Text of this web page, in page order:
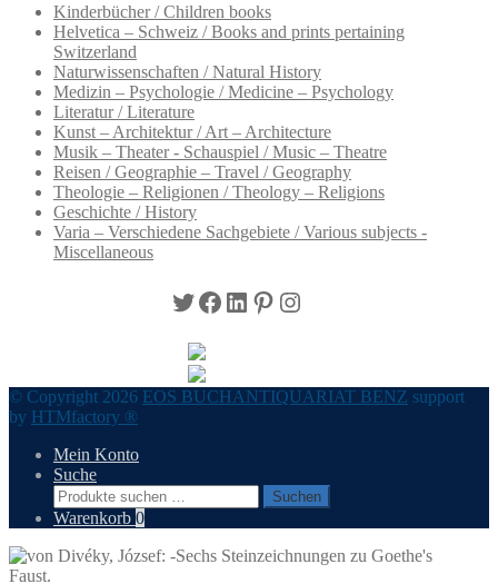
Kinderbücher / Children books
Helvetica – Schweiz / Books and prints pertaining
Switzerland
Naturwissenschaften / Natural History
Medizin – Psychologie / Medicine – Psychology
Literatur / Literature
Kunst – Architektur / Art – Architecture
Musik – Theater - Schauspiel / Music – Theatre
Reisen / Geographie – Travel / Geography
Theologie – Religionen / Theology – Religions
Geschichte / History
Varia – Verschiedene Sachgebiete / Various subjects -
Miscellaneous
Twitter
Facebook
LinkedIn
Pinterest
Instagram
© Copyright 2026 EOS BUCHANTIQUARIAT BENZ support
by HTMfactory ®
Mein Konto
Suche
Suchen
nach:
Suchen
Warenkorb 0